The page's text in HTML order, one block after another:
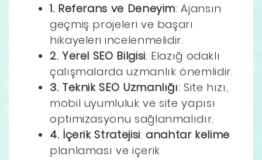
1. Referans ve Deneyim: Ajansın
geçmiş projeleri ve başarı
hikayeleri incelenmelidir.
2. Yerel SEO Bilgisi: Elazığ odaklı
çalışmalarda uzmanlık önemlidir.
3. Teknik SEO Uzmanlığı: Site hızı,
mobil uyumluluk ve site yapısı
optimizasyonu sağlanmalıdır.
4. İçerik Stratejisi:anahtar kelime
planlaması ve içerik